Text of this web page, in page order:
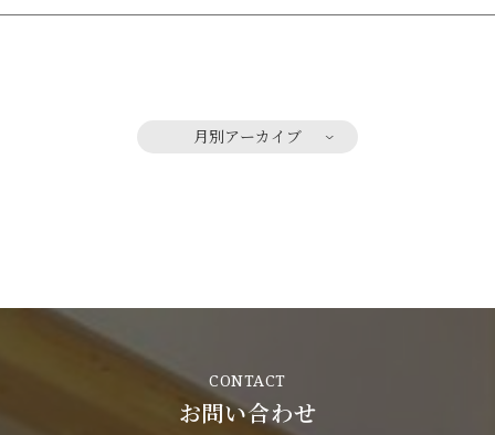
不動産情報
月別アーカイブ
CONTACT
お問い合わせ